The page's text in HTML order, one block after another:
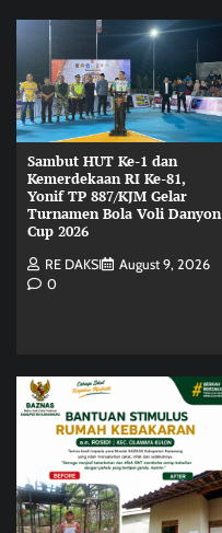
Sambut HUT Ke-1 dan
Kemerdekaan RI Ke-81,
Yonif TP 887/KJM Gelar
Turnamen Bola Voli Danyon
Cup 2026
RE DAKSI
August 9, 2026
0